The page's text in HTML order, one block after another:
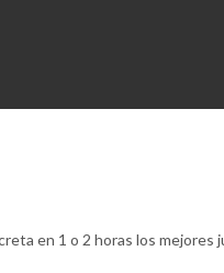
en 1 o 2 horas los